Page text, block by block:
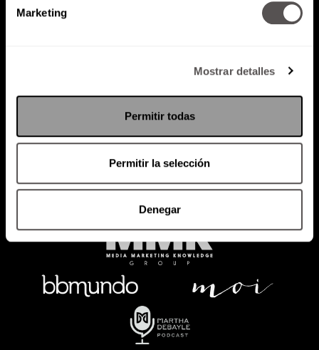
Marketing
Mostrar detalles
Permitir todas
Permitir la selección
Denegar
Política de Privacidad
PODCAST RADIO MARTHA EVENTOS
SACA TU ID